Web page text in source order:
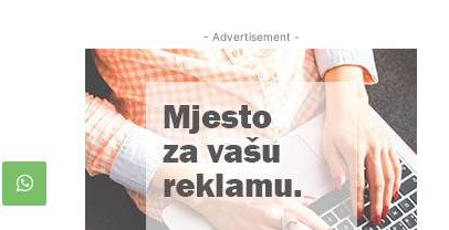
- Advertisement -